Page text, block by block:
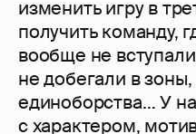
изменить игру в
получить команду,
вообще не
не добегали в
единоборства… У
с характером,